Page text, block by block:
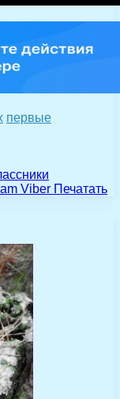
первые
Viber Печатать